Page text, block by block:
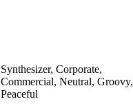
Synthesizer, Corporate,
Commercial, Neutral, Groovy,
Peaceful